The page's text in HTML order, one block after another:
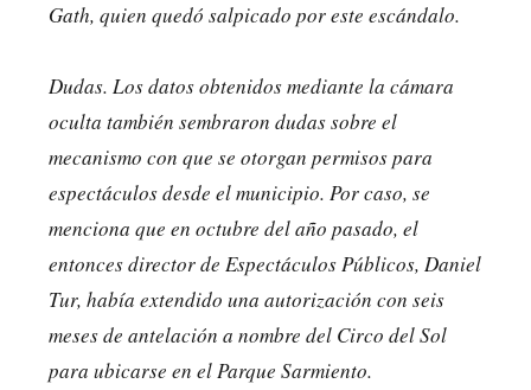
Gath, quien quedó salpicado por este escándalo.
Dudas. Los datos obtenidos mediante la cámara
oculta también sembraron dudas sobre el
mecanismo con que se otorgan permisos para
espectáculos desde el municipio. Por caso, se
menciona que en octubre del año pasado, el
entonces director de Espectáculos Públicos, Daniel
Tur, había extendido una autorización con seis
meses de antelación a nombre del Circo del Sol
para ubicarse en el Parque Sarmiento.